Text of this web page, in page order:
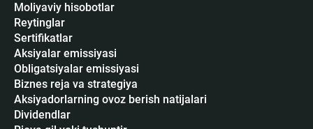
Moliyaviy hisobotlar
Reytinglar
Sertifikatlar
Аksiyalar emissiyasi
Obligatsiyalar emissiyasi
Biznes reja va strategiya
Aksiyadorlarning ovoz berish natijalari
Dividendlar